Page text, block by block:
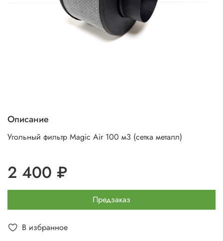
В избранное
Описание
Угольный фильтр Magic Air 100 м3 (сетка металл)
2 400 ₽
Предзаказ